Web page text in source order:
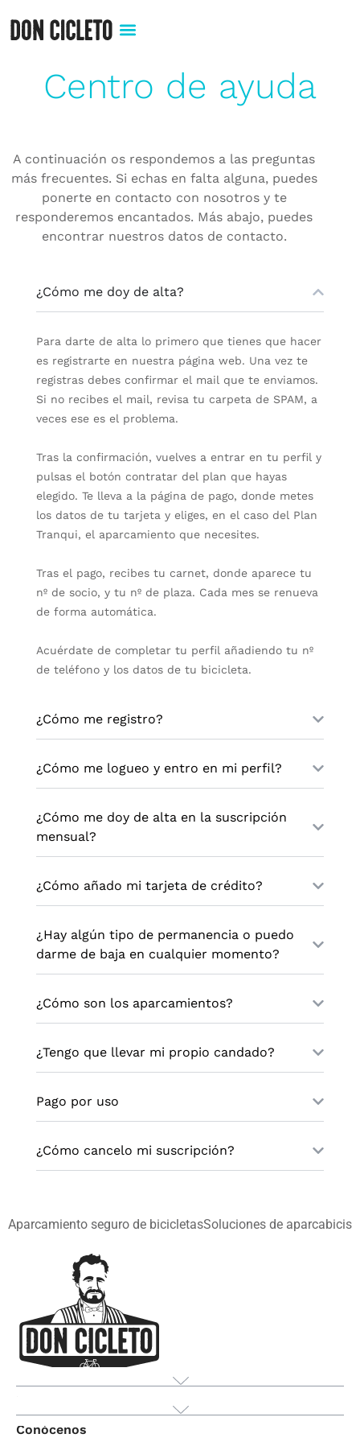
Centro de ayuda
A continuación os respondemos a las preguntas
más frecuentes. Si echas en falta alguna, puedes
ponerte en contacto con nosotros y te
responderemos encantados. Más abajo, puedes
encontrar nuestros datos de contacto.
¿Cómo me doy de alta?​
Para darte de alta lo primero que tienes que hacer
es registrarte en nuestra página web. Una vez te
registras debes confirmar el mail que te enviamos.
Si no recibes el mail, revisa tu carpeta de SPAM, a
veces ese es el problema.
Tras la confirmación, vuelves a entrar en tu perfil y
pulsas el botón contratar del plan que hayas
elegido. Te lleva a la página de pago, donde metes
los datos de tu tarjeta y eliges, en el caso del Plan
Tranqui, el aparcamiento que necesites.
Tras el pago, recibes tu carnet, donde aparece tu
nº de socio, y tu nº de plaza. Cada mes se renueva
de forma automática.
Acuérdate de completar tu perfil añadiendo tu nº
de teléfono y los datos de tu bicicleta.
¿Cómo me registro?
¿Cómo me logueo y entro en mi perfil?
¿Cómo me doy de alta en la suscripción
mensual?
¿Cómo añado mi tarjeta de crédito?
¿Hay algún tipo de permanencia o puedo
darme de baja en cualquier momento?
¿Cómo son los aparcamientos?
¿Tengo que llevar mi propio candado?
Pago por uso
¿Cómo cancelo mi suscripción?
Aparcamiento seguro de bicicletasSoluciones de aparcabicis
Conócenos